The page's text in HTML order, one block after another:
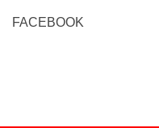
FACEBOOK